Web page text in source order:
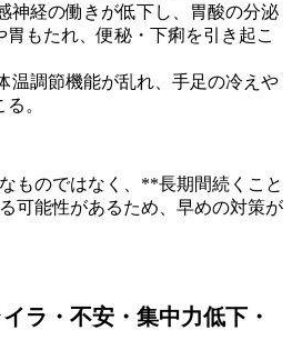
神経の働きが低下し、胃酸の分泌
胃もたれ、便秘・下痢を引き起こ
温調節機能が乱れ、手足の冷えや
。
ものではなく、**長期間続くこと
可能性があるため、早めの対策が
ラ・不安・集中力低下・